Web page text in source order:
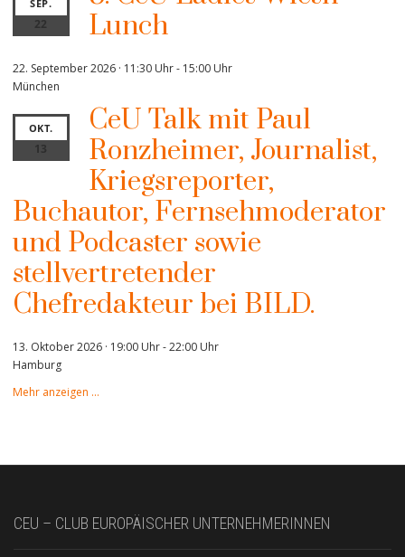
SEP.
22
Lunch
22. September 2026 · 11:30 Uhr- 15:00 Uhr
München
OKT.
13
CeU Talk mit Paul
Ronzheimer, Journalist,
Kriegsreporter,
Buchautor, Fernsehmoderator
und Podcaster sowie
stellvertretender
Chefredakteur bei BILD.
13. Oktober 2026 · 19:00 Uhr-22:00 Uhr
Hamburg
Mehr anzeigen …
CEU – CLUB EUROPÄISCHER UNTERNEHMERINNEN